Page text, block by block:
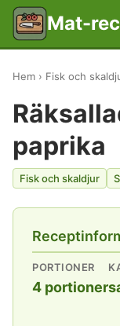
Mat-
Hem Fisk och
paprika
Fisk och skaldjur
PORTIONER
4 portioner